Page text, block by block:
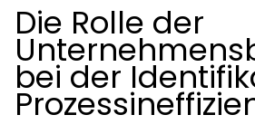
Die Rolle der
bei der